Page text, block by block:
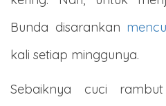
Bunda disarankan
kali setiap minggunya.
Sebaiknya cuci